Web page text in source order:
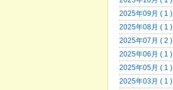
2025年09月 ( 1 )
2025年08月 ( 1 )
2025年07月 ( 2 )
2025年06月 ( 1 )
2025年05月 ( 1 )
2025年03月 ( 1 )